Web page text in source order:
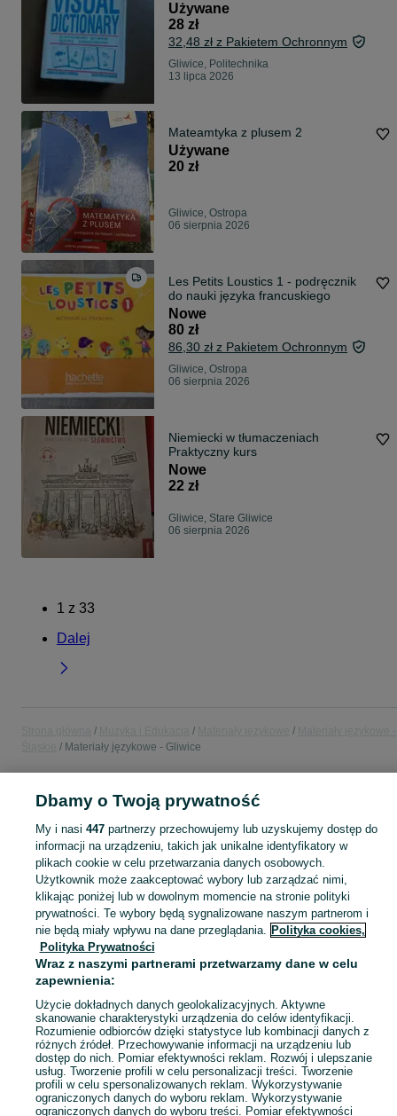
Używane
28 zł
32,48 zł z Pakietem Ochronnym
Gliwice, Politechnika
13 lipca 2026
Mateamtyka z plusem 2
Używane
20 zł
Gliwice, Ostropa
06 sierpnia 2026
Les Petits Loustics 1 - podręcznik
do nauki języka francuskiego
Nowe
80 zł
86,30 zł z Pakietem Ochronnym
Gliwice, Ostropa
06 sierpnia 2026
Niemiecki w tłumaczeniach
Praktyczny kurs
Nowe
22 zł
Gliwice, Stare Gliwice
06 sierpnia 2026
1 z 33
Dalej
Materiały językowe - Gliwice
POLSKA » ŚLĄSKIE » GLIWICE
KATEGORIA
Sprzedaż materiałów do różnych języków Gliwice ▶️ podręczniki, słowniki, inne ✅ Nowe i używane w super cenach ✌ Kupuj i sprzedawaj na OLX.pl! Zobacz
Mapa kategorii
Mapa miejscowości
Mapa ministron
Popularne wyszukiwania
Dbamy o Twoją prywatność
My i nasi 447partnerzy przechowujemy lub uzyskujemy dostęp do
informacji na urządzeniu, takich jak unikalne identyfikatory w
plikach cookie w celu przetwarzania danych osobowych.
Użytkownik może zaakceptować wybory lub zarządzać nimi,
klikając poniżej lub w dowolnym momencie na stronie polityki
prywatności. Te wybory będą sygnalizowane naszym partnerom i
nie będą miały wpływu na dane przeglądania. Polityka cookies,
Polityka Prywatności
Wraz z naszymi partnerami przetwarzamy dane w celu
zapewnienia:
Użycie dokładnych danych geolokalizacyjnych. Aktywne
skanowanie charakterystyki urządzenia do celów identyfikacji.
Rozumienie odbiorców dzięki statystyce lub kombinacji danych z
różnych źródeł. Przechowywanie informacji na urządzeniu lub
dostęp do nich. Pomiar efektywności reklam. Rozwój i ulepszanie
usług. Tworzenie profili w celu personalizacji treści. Tworzenie
profili w celu spersonalizowanych reklam. Wykorzystywanie
ograniczonych danych do wyboru reklam. Wykorzystywanie
ograniczonych danych do wyboru treści. Pomiar efektywności